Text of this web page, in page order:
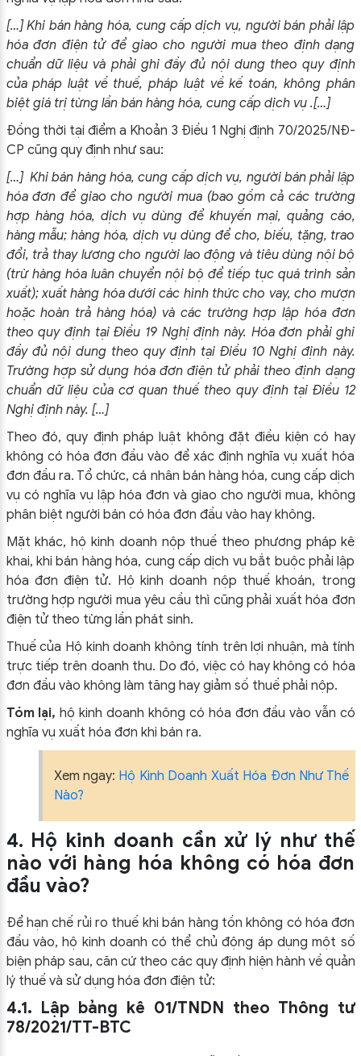
[…] Khi bán hàng hóa, cung cấp dịch vụ, người bán phải lập
hóa đơn điện tử để giao cho người mua theo định dạng
chuẩn dữ liệu và phải ghi đầy đủ nội dung theo quy định
của pháp luật về thuế, pháp luật về kế toán, không phân
biệt giá trị từng lần bán hàng hóa, cung cấp dịch vụ .[…]
Đồng thời tại điểm a Khoản 3 Điều 1 Nghị định 70/2025/NĐ-
CP cũng quy định như sau:
[…] Khi bán hàng hóa, cung cấp dịch vụ, người bán phải lập
hóa đơn để giao cho người mua (bao gồm cả các trường
hợp hàng hóa, dịch vụ dùng để khuyến mại, quảng cáo,
hàng mẫu; hàng hóa, dịch vụ dùng để cho, biếu, tặng, trao
đổi, trả thay lương cho người lao động và tiêu dùng nội bộ
(trừ hàng hóa luân chuyển nội bộ để tiếp tục quá trình sản
xuất); xuất hàng hóa dưới các hình thức cho vay, cho mượn
hoặc hoàn trả hàng hóa) và các trường hợp lập hóa đơn
theo quy định tại Điều 19 Nghị định này. Hóa đơn phải ghi
đầy đủ nội dung theo quy định tại Điều 10 Nghị định này.
Trường hợp sử dụng hóa đơn điện tử phải theo định dạng
chuẩn dữ liệu của cơ quan thuế theo quy định tại Điều 12
Nghị định này. […]
Theo đó, quy định pháp luật không đặt điều kiện có hay
không có hóa đơn đầu vào để xác định nghĩa vụ xuất hóa
đơn đầu ra. Tổ chức, cá nhân bán hàng hóa, cung cấp dịch
vụ có nghĩa vụ lập hóa đơn và giao cho người mua, không
phân biệt người bán có hóa đơn đầu vào hay không.
Mặt khác, hộ kinh doanh nộp thuế theo phương pháp kê
khai, khi bán hàng hóa, cung cấp dịch vụ bắt buộc phải lập
hóa đơn điện tử. Hộ kinh doanh nộp thuế khoán, trong
trường hợp người mua yêu cầu thì cũng phải xuất hóa đơn
điện tử theo từng lần phát sinh.
Thuế của Hộ kinh doanh không tính trên lợi nhuận, mà tính
trực tiếp trên doanh thu. Do đó, việc có hay không có hóa
đơn đầu vào không làm tăng hay giảm số thuế phải nộp.
Tóm lại, hộ kinh doanh không có hóa đơn đầu vào vẫn có
nghĩa vụ xuất hóa đơn khi bán ra.
Xem ngay: Hộ Kinh Doanh Xuất Hóa Đơn Như Thế
Nào?
4. Hộ kinh doanh cần xử lý như thế
nào với hàng hóa không có hóa đơn
đầu vào?
Để hạn chế rủi ro thuế khi bán hàng tồn không có hóa đơn
đầu vào, hộ kinh doanh có thể chủ động áp dụng một số
biện pháp sau, căn cứ theo các quy định hiện hành về quản
lý thuế và sử dụng hóa đơn điện tử:
4.1. Lập bảng kê 01/TNDN theo Thông tư
78/2021/TT-BTC